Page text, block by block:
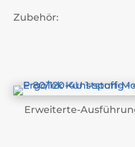
Zubehör:
Erweiterte-